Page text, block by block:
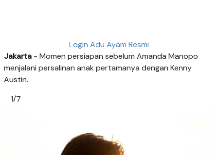
Login Adu Ayam Resmi
Jakarta - Momen persiapan sebelum Amanda Manopo
menjalani persalinan anak pertamanya dengan Kenny
Austin.
1/7